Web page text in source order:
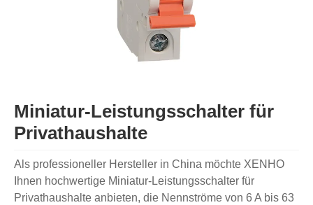
Miniatur-Leistungsschalter für
Privathaushalte
Als professioneller Hersteller in China möchte XENHO
Ihnen hochwertige Miniatur-Leistungsschalter für
Privathaushalte anbieten, die Nennströme von 6 A bis 63